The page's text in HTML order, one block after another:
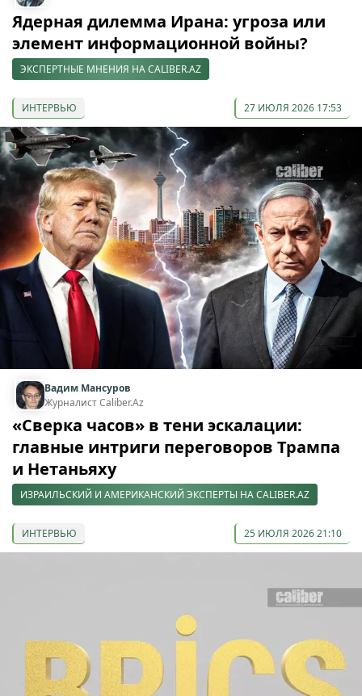
Ядерная дилемма Ирана: угроза или
элемент информационной войны?
ЭКСПЕРТНЫЕ МНЕНИЯ НА CALIBER.AZ
ИНТЕРВЬЮ 27 ИЮЛЯ 2026 17:53
Вадим Мансуров
Журналист Caliber.Az
«Сверка часов» в тени эскалации:
главные интриги переговоров Трампа
и Нетаньяху
ИЗРАИЛЬСКИЙ И АМЕРИКАНСКИЙ ЭКСПЕРТЫ НА CALIBER.AZ
ИНТЕРВЬЮ 25 ИЮЛЯ 2026 21:10